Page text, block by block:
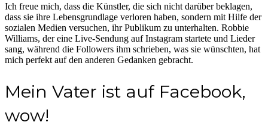
Ich freue mich, dass die Künstler, die sich nicht darüber beklagen,
dass sie ihre Lebensgrundlage verloren haben, sondern mit Hilfe der
sozialen Medien versuchen, ihr Publikum zu unterhalten. Robbie
Williams, der eine Live-Sendung auf Instagram startete und Lieder
sang, während die Followers ihm schrieben, was sie wünschten, hat
mich perfekt auf den anderen Gedanken gebracht.
Mein Vater ist auf Facebook,
wow!